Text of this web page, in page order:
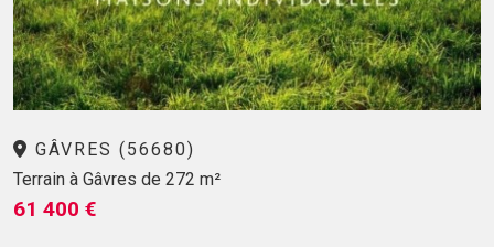
GÂVRES (56680)
Terrain à Gâvres de 272 m²
61 400 €